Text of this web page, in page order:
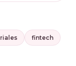
fintech